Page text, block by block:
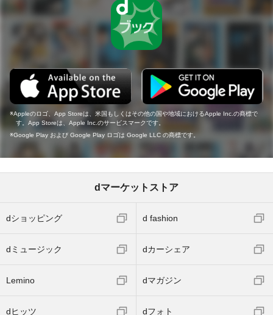
Appleのロゴ、App Storeは、米国もしくはその他の国や地域におけるApple Inc.の商標で
す。App Storeは、Apple Inc.のサービスマークです。
Google Play および Google Play ロゴは Google LLC の商標です。
dマーケットストア
dショッピング d fashion
dミュージック dカーシェア
Lemino dマガジン
dヒッツ dフォト